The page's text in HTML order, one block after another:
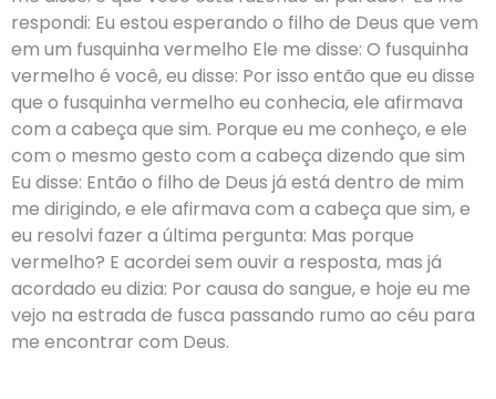
respondi: Eu estou esperando o filho de Deus que vem
em um fusquinha vermelho Ele me disse: O fusquinha
vermelho é você, eu disse: Por isso então que eu disse
que o fusquinha vermelho eu conhecia, ele afirmava
com a cabeça que sim. Porque eu me conheço, e ele
com o mesmo gesto com a cabeça dizendo que sim
Eu disse: Então o filho de Deus já está dentro de mim
me dirigindo, e ele afirmava com a cabeça que sim, e
eu resolvi fazer a última pergunta: Mas porque
vermelho? E acordei sem ouvir a resposta, mas já
acordado eu dizia: Por causa do sangue, e hoje eu me
vejo na estrada de fusca passando rumo ao céu para
me encontrar com Deus.